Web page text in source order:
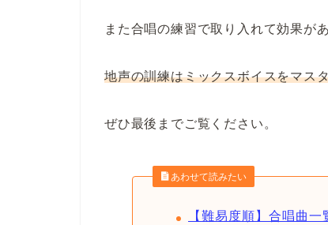
また合唱の練習で取り入れて効果が
地声の訓練はミックスボイスをマス
ぜひ最後までご覧ください。
あわせて読みたい
【難易度順】合唱曲